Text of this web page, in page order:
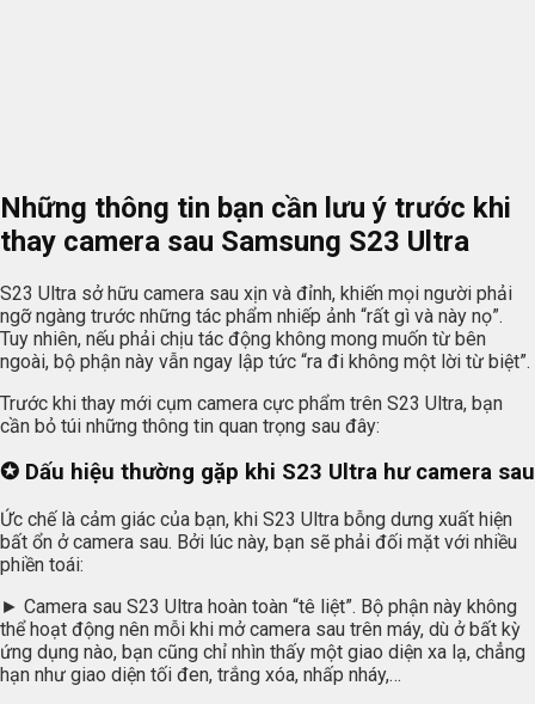
Những thông tin bạn cần lưu ý trước khi
thay camera sau Samsung S23 Ultra
S23 Ultra sở hữu camera sau xịn và đỉnh, khiến mọi người phải
ngỡ ngàng trước những tác phẩm nhiếp ảnh “rất gì và này nọ”.
Tuy nhiên, nếu phải chịu tác động không mong muốn từ bên
ngoài, bộ phận này vẫn ngay lập tức “ra đi không một lời từ biệt”.
Trước khi thay mới cụm camera cực phẩm trên S23 Ultra, bạn
cần bỏ túi những thông tin quan trọng sau đây:
✪ Dấu hiệu thường gặp khi S23 Ultra hư camera sau
Ức chế là cảm giác của bạn, khi S23 Ultra bỗng dưng xuất hiện
bất ổn ở camera sau. Bởi lúc này, bạn sẽ phải đối mặt với nhiều
phiền toái:
► Camera sau S23 Ultra hoàn toàn “tê liệt”. Bộ phận này không
thể hoạt động nên mỗi khi mở camera sau trên máy, dù ở bất kỳ
ứng dụng nào, bạn cũng chỉ nhìn thấy một giao diện xa lạ, chẳng
hạn như giao diện tối đen, trắng xóa, nhấp nháy,…